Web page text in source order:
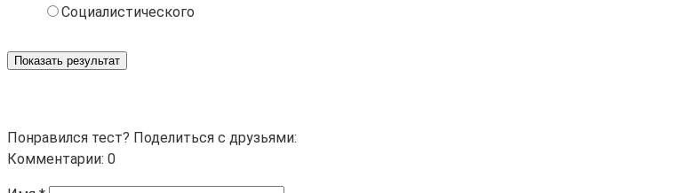
Социалистического
Показать результат
Понравился тест? Поделиться с друзьями:
Комментарии: 0